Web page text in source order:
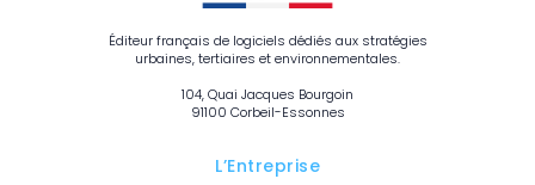
Éditeur français de logiciels dédiés aux stratégies
urbaines, tertiaires et environnementales.
104, Quai Jacques Bourgoin
91100 Corbeil-Essonnes
L’Entreprise